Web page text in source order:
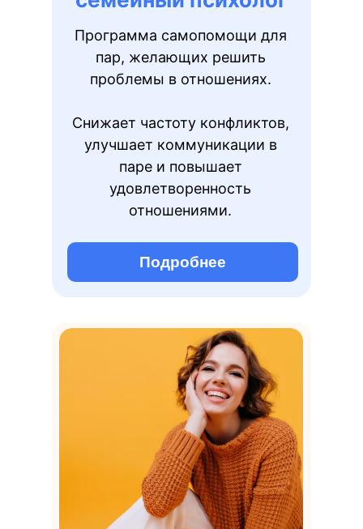
Программа самопомощи для
пар, желающих решить
проблемы в отношениях.
Снижает частоту конфликтов,
улучшает коммуникации в
паре и повышает
удовлетворенность
отношениями.
Подробнее